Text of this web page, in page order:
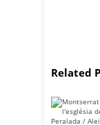
Related